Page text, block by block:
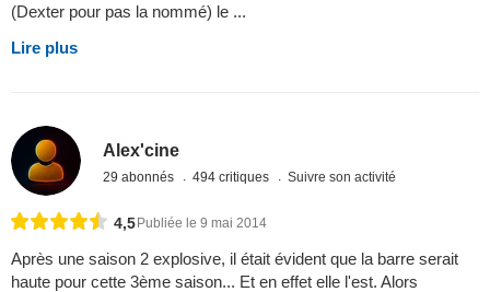
(Dexter pour pas la nommé) le ...
Lire plus
Alex'cine
29 abonnés 494 critiques Suivre son activité
4,5 Publiée le 9 mai 2014
Après une saison 2 explosive, il était évident que la barre serait
haute pour cette 3ème saison... Et en effet elle l'est. Alors